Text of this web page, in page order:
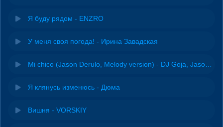
Я буду рядом - ENZRO
У меня своя погода! - Ирина Завадская
Я клянусь изменюсь - Дюма
Вишня - VORSKIY